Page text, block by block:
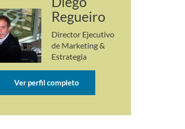
Regueiro
Director Ejecutivo
de Marketing &
Estrategia
Ver perfil completo